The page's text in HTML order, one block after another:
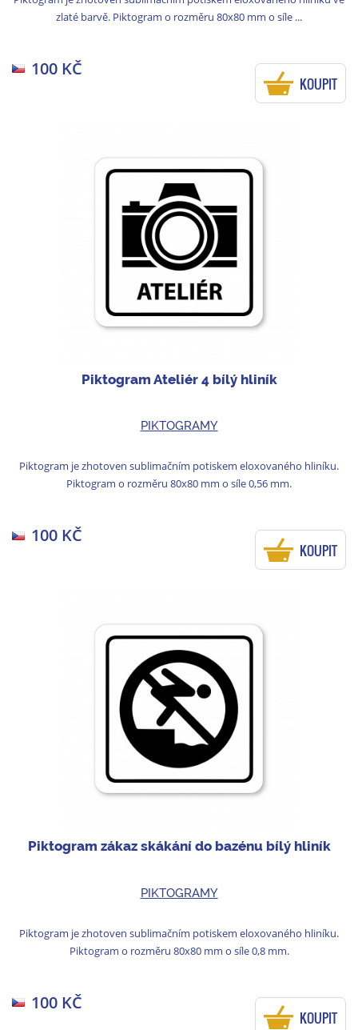
zlaté barvě. Piktogram o rozměru 80x80 mm o síle ...
100 KČ
KOUPIT
Piktogram Ateliér 4 bílý hliník
PIKTOGRAMY
Piktogram je zhotoven sublimačním potiskem eloxovaného hliníku.
Piktogram o rozměru 80x80 mm o síle 0,56 mm.
100 KČ
KOUPIT
Piktogram zákaz skákání do bazénu bílý hliník
PIKTOGRAMY
Piktogram je zhotoven sublimačním potiskem eloxovaného hliníku.
Piktogram o rozměru 80x80 mm o síle 0,8 mm.
100 KČ
KOUPIT